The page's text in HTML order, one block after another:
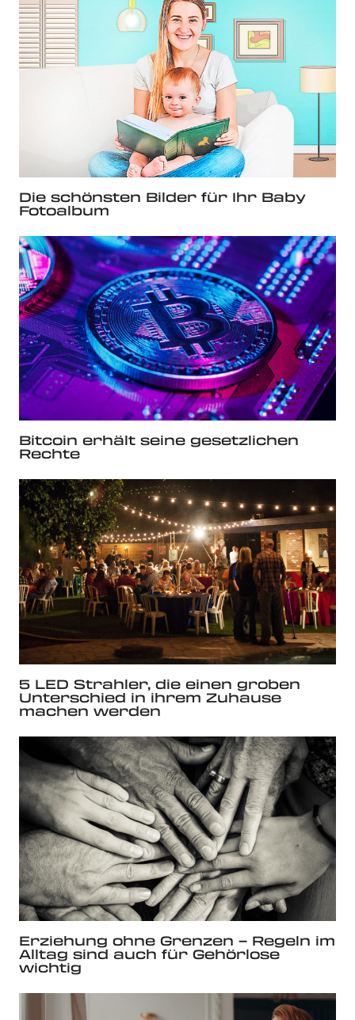
Die schönsten Bilder für Ihr Baby
Fotoalbum
Bitcoin erhält seine gesetzlichen
Rechte
5 LED Strahler, die einen groben
Unterschied in ihrem Zuhause
machen werden
Erziehung ohne Grenzen – Regeln im
Alltag sind auch für Gehörlose
wichtig